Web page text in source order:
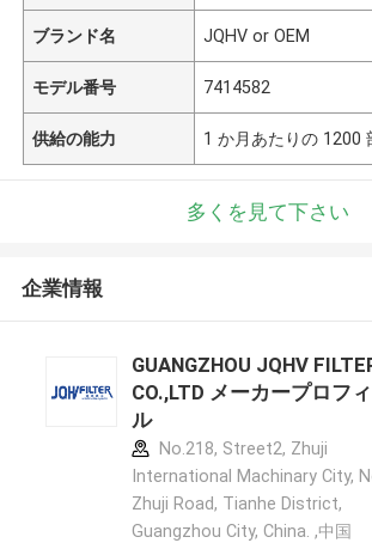
ブランド名 JQHV or OEM
モデル番号 7414582
供給の能力 1 か月あたりの 1200
多くを見て下さい
企業情報
GUANGZHOU JQHV
CO.,LTD メーカープロフ
ル
No.218, Street2, Zhuji
International Machinary City,
Zhuji Road, Tianhe District,
Guangzhou City, China. ,中国